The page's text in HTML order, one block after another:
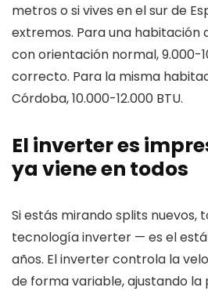
metros o si vives en el sur de
extremos. Para una habitación
con orientación normal, 9.000-
correcto. Para la misma
Córdoba, 10.000-12.000 BTU.
El inverter es
ya viene en todos
Si estás mirando splits nuevos,
tecnología inverter — es el
años. El inverter controla la
de forma variable, ajustando la